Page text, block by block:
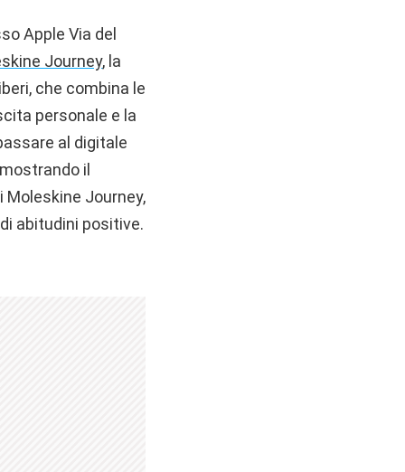
Apple Via del
Journey, la
che combina le
personale e la
al digitale
il
Moleskine Journey,
abitudini positive.